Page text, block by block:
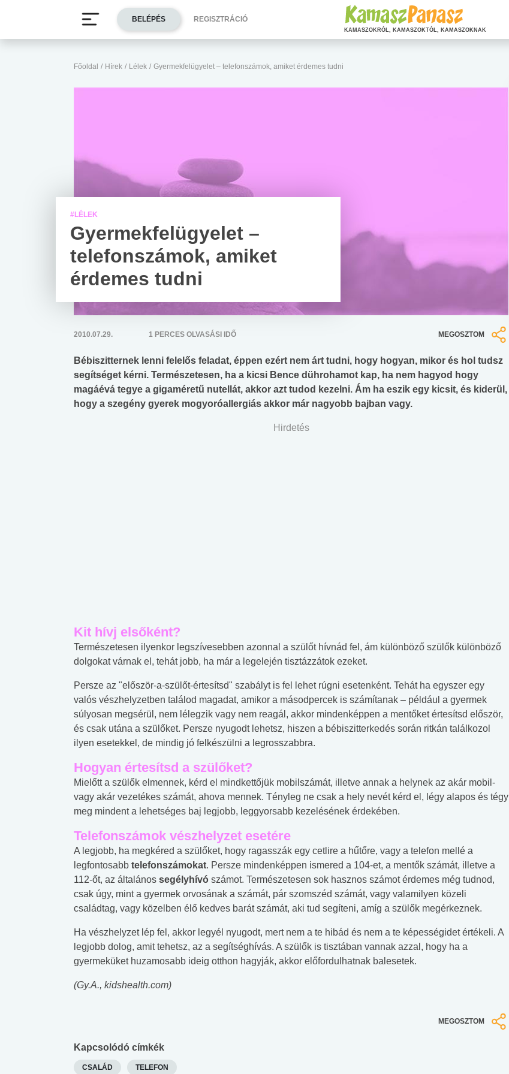
Főoldal / Hírek / Lélek / Gyermekfelügyelet – telefonszámok, amiket érdemes tudni
#LÉLEK
Gyermekfelügyelet –
telefonszámok, amiket
érdemes tudni
2010.07.29. 1 PERCES OLVASÁSI IDŐ MEGOSZTOM
Bébiszitternek lenni felelős feladat, éppen ezért nem árt tudni, hogy hogyan, mikor és hol tudsz
segítséget kérni. Természetesen, ha a kicsi Bence dührohamot kap, ha nem hagyod hogy
magáévá tegye a gigaméretű nutellát, akkor azt tudod kezelni. Ám ha eszik egy kicsit, és kiderül,
hogy a szegény gyerek mogyoróallergiás akkor már nagyobb bajban vagy.
Hirdetés
Kit hívj elsőként?
Természetesen ilyenkor legszívesebben azonnal a szülőt hívnád fel, ám különböző szülők különböző
dolgokat várnak el, tehát jobb, ha már a legelején tisztázzátok ezeket.
Persze az "először-a-szülőt-értesítsd" szabályt is fel lehet rúgni esetenként. Tehát ha egyszer egy
valós vészhelyzetben találod magadat, amikor a másodpercek is számítanak – például a gyermek
súlyosan megsérül, nem lélegzik vagy nem reagál, akkor mindenképpen a mentőket értesítsd először,
és csak utána a szülőket. Persze nyugodt lehetsz, hiszen a bébiszitterkedés során ritkán találkozol
ilyen esetekkel, de mindig jó felkészülni a legrosszabbra.
Hogyan értesítsd a szülőket?
Mielőtt a szülők elmennek, kérd el mindkettőjük mobilszámát, illetve annak a helynek az akár mobil-
vagy akár vezetékes számát, ahova mennek. Tényleg ne csak a hely nevét kérd el, légy alapos és tégy
meg mindent a lehetséges baj legjobb, leggyorsabb kezelésének érdekében.
Telefonszámok vészhelyzet esetére
A legjobb, ha megkéred a szülőket, hogy ragasszák egy cetlire a hűtőre, vagy a telefon mellé a
legfontosabb telefonszámokat. Persze mindenképpen ismered a 104-et, a mentők számát, illetve a
112-őt, az általános segélyhívó számot. Természetesen sok hasznos számot érdemes még tudnod,
csak úgy, mint a gyermek orvosának a számát, pár szomszéd számát, vagy valamilyen közeli
családtag, vagy közelben élő kedves barát számát, aki tud segíteni, amíg a szülők megérkeznek.
Ha vészhelyzet lép fel, akkor legyél nyugodt, mert nem a te hibád és nem a te képességidet értékeli. A
legjobb dolog, amit tehetsz, az a segítséghívás. A szülők is tisztában vannak azzal, hogy ha a
gyermeküket huzamosabb ideig otthon hagyják, akkor előfordulhatnak balesetek.
(Gy.A., kidshealth.com)
MEGOSZTOM
Kapcsolódó címkék
CSALÁD TELEFON
BELÉPÉS REGISZTRÁCIÓ
KAMASZOKRÓL, KAMASZOKTÓL, KAMASZOKNAK